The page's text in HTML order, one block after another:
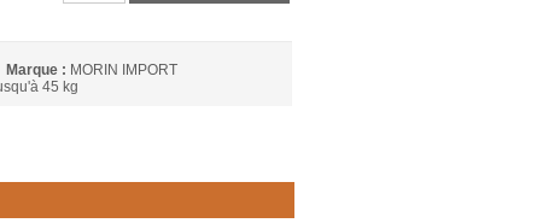
Marque : MORIN IMPORT
45 kg